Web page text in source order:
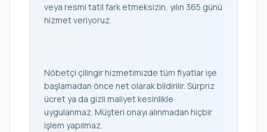
veya resmi tatil fark etmeksizin, yılın 365 günü
hizmet veriyoruz.
Nöbetçi çilingir hizmetimizde tüm fiyatlar işe
başlamadan önce net olarak bildirilir. Sürpriz
ücret ya da gizli maliyet kesinlikle
uygulanmaz. Müşteri onayı alınmadan hiçbir
işlem yapılmaz.